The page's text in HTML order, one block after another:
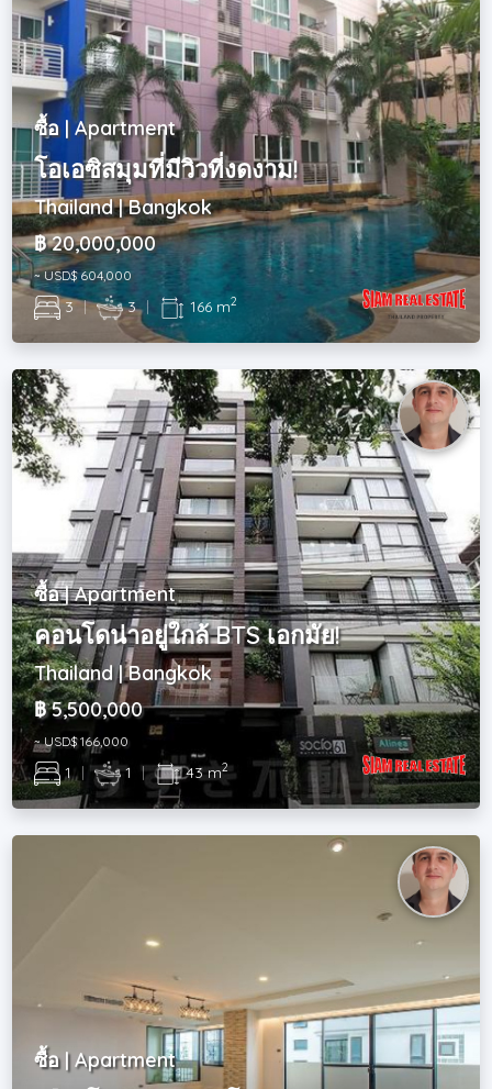
ซื้อ | Apartment
โอเอซิสมุมที่มีวิวที่งดงาม!
Thailand | Bangkok
฿ 20,000,000
~ USD$ 604,000
3 | 3 | 166 m2
ซื้อ | Apartment
คอนโดน่าอยู่ใกล้ BTS เอกมัย!
Thailand | Bangkok
฿ 5,500,000
~ USD$ 166,000
1 | 1 | 43 m2
ซื้อ | Apartment